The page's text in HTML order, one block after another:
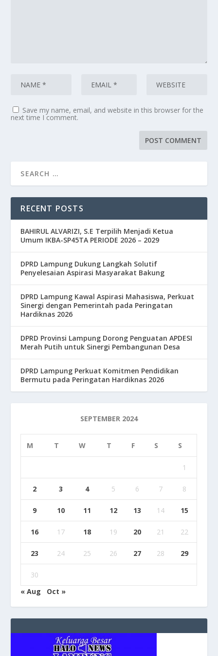
Save my name, email, and website in this browser for the
next time I comment.
RECENT POSTS
BAHIRUL ALVARIZI, S.E Terpilih Menjadi Ketua
Umum IKBA-SP45TA PERIODE 2026 – 2029
DPRD Lampung Dukung Langkah Solutif
Penyelesaian Aspirasi Masyarakat Bakung
DPRD Lampung Kawal Aspirasi Mahasiswa, Perkuat
Sinergi dengan Pemerintah pada Peringatan
Hardiknas 2026
DPRD Provinsi Lampung Dorong Penguatan APDESI
Merah Putih untuk Sinergi Pembangunan Desa
DPRD Lampung Perkuat Komitmen Pendidikan
Bermutu pada Peringatan Hardiknas 2026
SEPTEMBER 2024
M T W T F S S
1
2 3 4 5 6 7 8
9 10 11 12 13 14 15
16 17 18 19 20 21 22
23 24 25 26 27 28 29
30
« Aug
Oct »